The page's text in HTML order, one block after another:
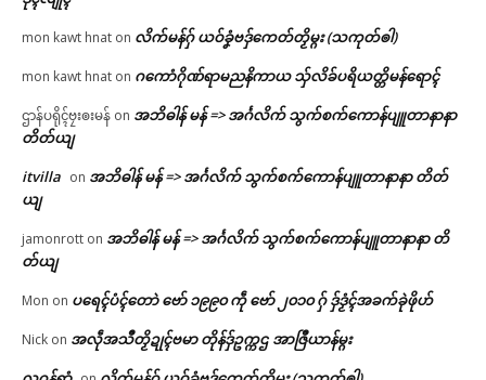
mon kawt hnat on လိက်မန်ဂှ် ယဝ်ခၞံဗဒှ်ကေတ်တၟိမ္ဂး (သကုတ်ၜါ)
mon kawt hnat on ဂကောံဂိုဏ်ရာမညနိကာယ သှ်လိခ်ပရိယတ္တိမန်ရောၚ်
ဌာန်ပရိုၚ်ဗၠးၜးမန် on အဘိဓါန် မန် => အၚ်္ဂလိက် သွက်စက်ကောန်ပျူတာနာနာ
တိတ်ယျ
itvilla on အဘိဓါန် မန် => အၚ်္ဂလိက် သွက်စက်ကောန်ပျူတာနာနာ တိတ်
ယျ
jamonrott on အဘိဓါန် မန် => အၚ်္ဂလိက် သွက်စက်ကောန်ပျူတာနာနာ တိ
တ်ယျ
Mon on ပရေၚ်ပံၚ်တောဲ ဗော် ၁၉၉၀ ကဵု ဗော် ၂၀၁၀ ဂှ် ဒှ်ဒၟံၚ်အခက်ခုဲဖိုဟ်
Nick on အလဵုအသဳတၟိဍုၚ်ဗမာ တိုန်ဒှ်ဥက္ကဌ အာဇြဳယာန်မ္ဂး